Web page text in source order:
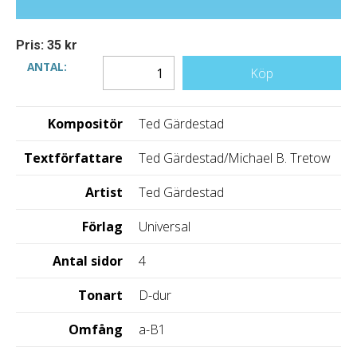
Pris: 35 kr
ANTAL:
Köp
Kompositör
Ted Gärdestad
Textförfattare
Ted Gärdestad/Michael B. Tretow
Artist
Ted Gärdestad
Förlag
Universal
Antal sidor
4
Tonart
D-dur
Omfång
a-B1